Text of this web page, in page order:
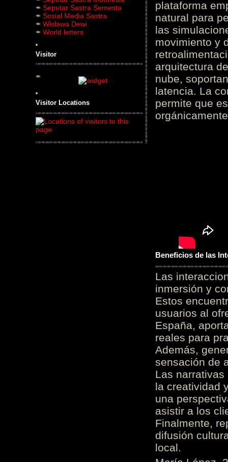
Seputar Sastra Semesta
Sosial Media Sastra
Wislawa Dewi
World letters
Visitor
Visitor Locations
plataforma
natural para
las
movimiento y
arquitectura
nube,
latencia. La
permite que
Beneficios de las
Las
inmersión y
Estos
usuarios al
España,
reales para
Además,
sensación de
Las
la creatividad
una
asistir a los
Finalmente,
difusión
local.